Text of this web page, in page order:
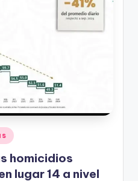
homicidios
lugar 14 a nivel